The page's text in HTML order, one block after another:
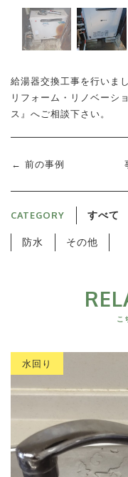
4LDK以上
給湯器交換工事を行いまし
リフォーム・リノベーシ
ス』へご相談下さい。
前の事例
CATEGORY すべて
防水 その他
こ
水回り